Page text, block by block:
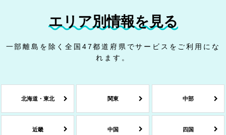
エリア別情報を見る
一部離島を除く全国47都道府県でサービスをご利用にな
れます。
北海道・東北 関東 中部
近畿 中国 四国